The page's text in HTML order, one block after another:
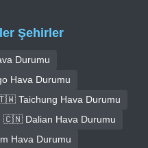
Şehirler
Durumu
Hava Durumu
Taichung Hava Durumu
🇨🇳 Dalian Hava Durumu
Hava Durumu